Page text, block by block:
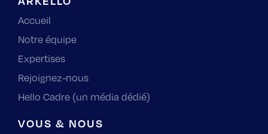
Accueil
Notre équipe
Expertises
Rejoignez-nous
Hello Cadre (un média dédié)
VOUS & NOUS